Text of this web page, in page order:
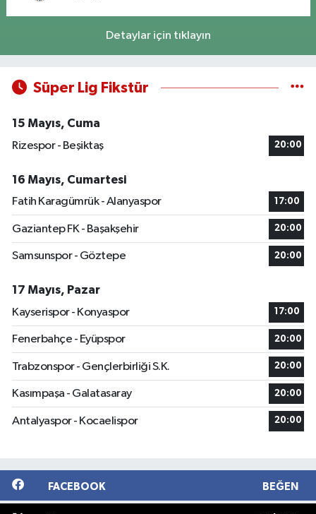
Detaylar için tıklayın
Süper Lig Fikstür
15 Mayıs, Cuma
Rizespor - Beşiktaş
20:00
16 Mayıs, Cumartesi
Fatih Karagümrük - Alanyaspor
17:00
Gaziantep FK - Başakşehir 20:00
Samsunspor - Göztepe 20:00
17 Mayıs, Pazar
Kayserispor - Konyaspor
17:00
Fenerbahçe - Eyüpspor 20:00
Trabzonspor - Gençlerbirliği S.K. 20:00
Kasımpaşa - Galatasaray 20:00
Antalyaspor - Kocaelispor 20:00
FACEBOOK BEĞEN